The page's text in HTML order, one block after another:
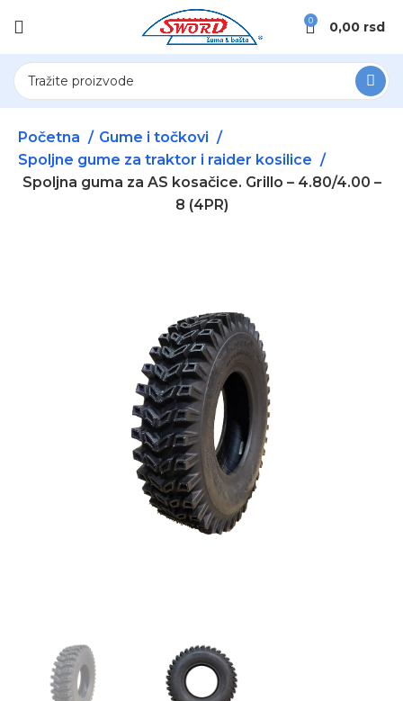
0 0,00 rsd
Početna
Gume i točkovi
Spoljne gume za traktor i raider kosilice
Spoljna guma za AS kosačice. Grillo – 4.80/4.00 –
8 (4PR)